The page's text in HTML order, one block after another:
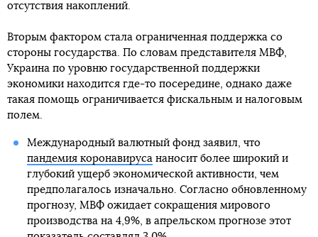
отсутствия накоплений.
Вторым фактором стала ограниченная поддержка со
стороны государства. По словам представителя МВФ,
Украина по уровню государственной поддержки
экономики находится где-то посередине, однако даже
такая помощь ограничивается фискальным и налоговым
полем.
Международный валютный фонд заявил, что
пандемия коронавирусананосит более широкий и
глубокий ущерб экономической активности, чем
предполагалось изначально. Согласно обновленному
прогнозу, МВФ ожидает сокращения мирового
производства на 4,9%, в апрельском прогнозе этот